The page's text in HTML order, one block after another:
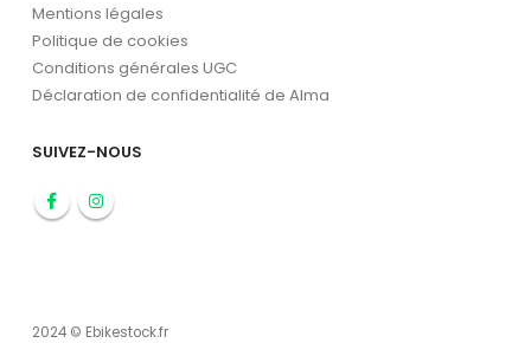
Mentions légales
Politique de cookies
Conditions générales UGC
Déclaration de confidentialité de Alma
SUIVEZ-NOUS
2024 © Ebikestock.fr